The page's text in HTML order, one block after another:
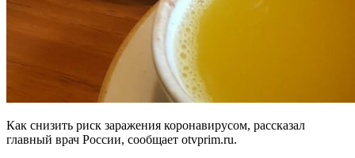
Как снизить риск заражения коронавирусом, рассказал
главный врач России, сообщает otvprim.ru.